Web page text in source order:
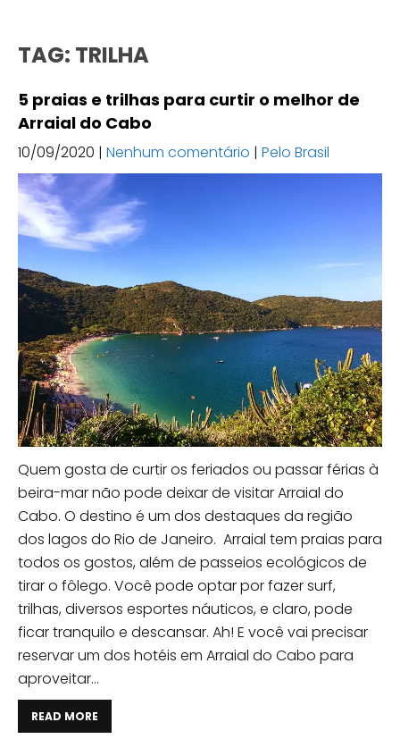
TAG: TRILHA
5 praias e trilhas para curtir o melhor de
Arraial do Cabo
10/09/2020 | Nenhum comentário | Pelo Brasil
Quem gosta de curtir os feriados ou passar férias à
beira-mar não pode deixar de visitar Arraial do
Cabo. O destino é um dos destaques da região
dos lagos do Rio de Janeiro. Arraial tem praias para
todos os gostos, além de passeios ecológicos de
tirar o fôlego. Você pode optar por fazer surf,
trilhas, diversos esportes náuticos, e claro, pode
ficar tranquilo e descansar. Ah! E você vai precisar
reservar um dos hotéis em Arraial do Cabo para
aproveitar...
READ MORE